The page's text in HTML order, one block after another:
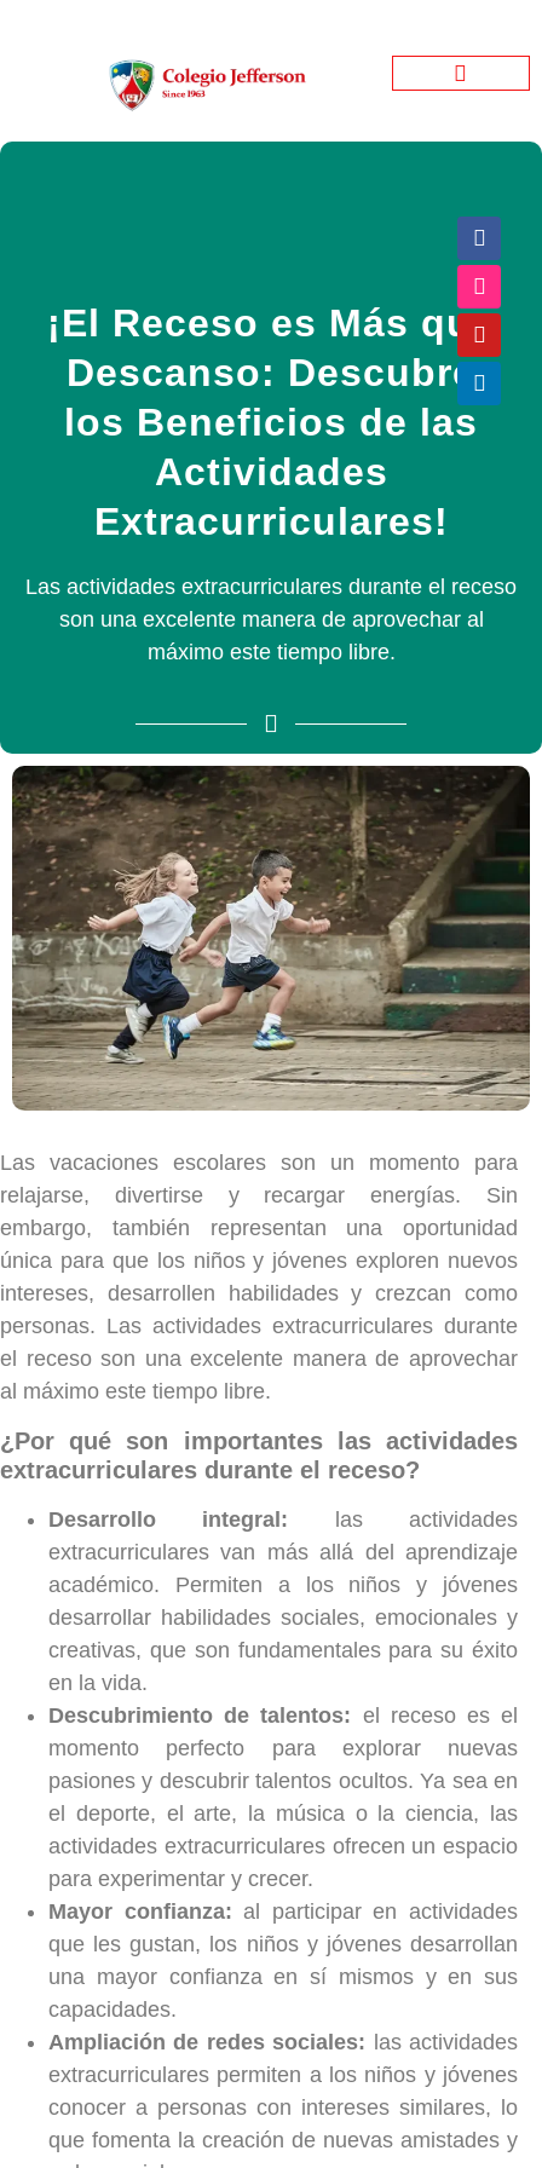
¡El Receso es Más que
Descanso: Descubre
los Beneficios de las
Actividades
Extracurriculares!
Las actividades extracurriculares durante el receso
son una excelente manera de aprovechar al
máximo este tiempo libre.
Las vacaciones escolares son un momento para
relajarse, divertirse y recargar energías. Sin
embargo, también representan una oportunidad
única para que los niños y jóvenes exploren nuevos
intereses, desarrollen habilidades y crezcan como
personas. Las actividades extracurriculares durante
el receso son una excelente manera de aprovechar
al máximo este tiempo libre.
¿Por qué son importantes las actividades
extracurriculares durante el receso?
Desarrollo integral: las actividades
extracurriculares van más allá del aprendizaje
académico. Permiten a los niños y jóvenes
desarrollar habilidades sociales, emocionales y
creativas, que son fundamentales para su éxito
en la vida.
Descubrimiento de talentos: el receso es el
momento perfecto para explorar nuevas
pasiones y descubrir talentos ocultos. Ya sea en
el deporte, el arte, la música o la ciencia, las
actividades extracurriculares ofrecen un espacio
para experimentar y crecer.
Mayor confianza: al participar en actividades
que les gustan, los niños y jóvenes desarrollan
una mayor confianza en sí mismos y en sus
capacidades.
Ampliación de redes sociales: las actividades
extracurriculares permiten a los niños y jóvenes
conocer a personas con intereses similares, lo
que fomenta la creación de nuevas amistades y